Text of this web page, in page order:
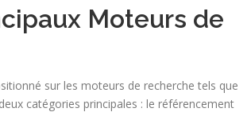
Moteurs de
sur les moteurs de recherche tels que
catégories principales : le référencement